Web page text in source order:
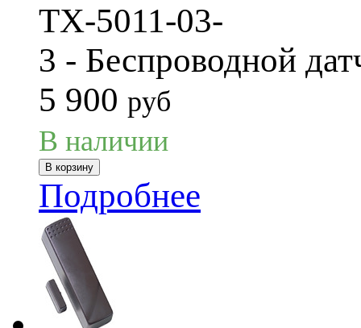
TX-5011-03-
3 - Беспроводной
5 900 руб
В наличии
Подробнее